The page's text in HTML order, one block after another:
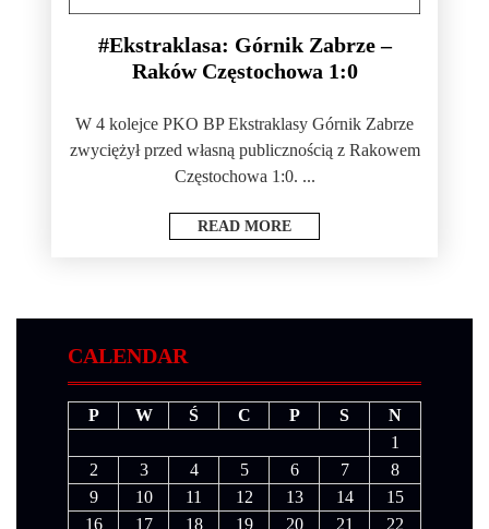
#Ekstraklasa: Górnik Zabrze –
Raków Częstochowa 1:0
W 4 kolejce PKO BP Ekstraklasy Górnik Zabrze
zwyciężył przed własną publicznością z Rakowem
Częstochowa 1:0. ...
READ MORE
CALENDAR
P W Ś C P S
N
1
2
3 4 5 6 7
8
9
10 11 12 13 14
15
16
17 18 19 20 21
22